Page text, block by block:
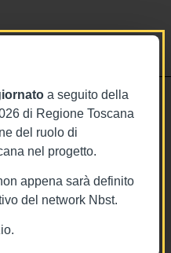
a seguito della
di Regione Toscana
del ruolo di
nel progetto.
appena sarà definito
del network Nbst.
marzo 2024
della regione toscana